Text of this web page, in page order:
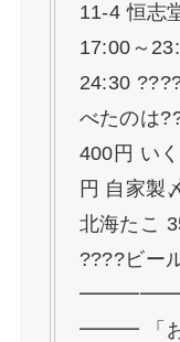
11-4 恒志
17:00～
24:30
べたのは
400円 い
円 自家製
北海たこ
????ビー
━━━ 「お